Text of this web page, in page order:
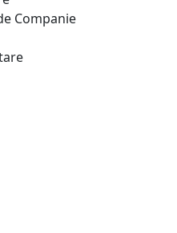
Companie